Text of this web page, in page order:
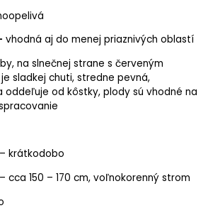
vhodná aj do menej priaznivých oblastí
na slnečnej strane s červeným
sladkej chuti, stredne pevná,
oddeľuje od kôstky, plody sú vhodné na
krátkodobo
– cca 150 – 170 cm, voľnokorenný strom